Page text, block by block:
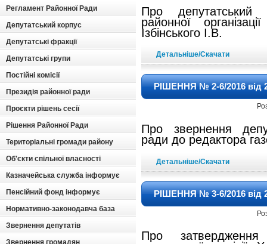
Регламент Районної Ради
Депутатський корпус
Депутатські фракції
Депутатські групи
Постійні комісії
Президія районної ради
Проєкти рішень сесії
Рішення Районної Ради
Територіальні громади району
Об'єкти спільної власності
Казначейська служба інформує
Пенсійний фонд інформує
Нормативно-законодавча база
Звернення депутатів
Звернення громадян
Про
районної
Ізбінського І.В.
Детальніше/Скачати
РІШЕННЯ № 2-6/2016 від
Про звернення
ради до редактора
Детальніше/Скачати
РІШЕННЯ № 3-6/2016 від
Про